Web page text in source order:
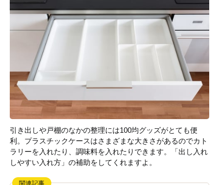
引き出しや戸棚のなかの整理には100均グッズがとても便
利。プラスチックケースはさまざまな大きさがあるのでカト
ラリーを入れたり、調味料を入れたりできます。「出し入れ
しやすい入れ方」の補助をしてくれますよ。
関連記事